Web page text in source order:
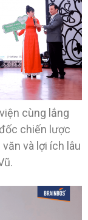
cùng lắng
chiến lược
và lợi ích lâu